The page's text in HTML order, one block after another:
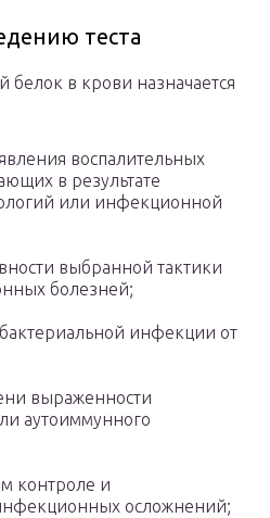
теста
белок в крови назначается
воспалительных
в результате
или инфекционной
выбранной тактики
болезней;
инфекции от
выраженности
аутоиммунного
контроле и
осложнений;